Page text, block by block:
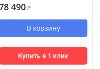
490 ₽
В корзину
Купить в 1 клик